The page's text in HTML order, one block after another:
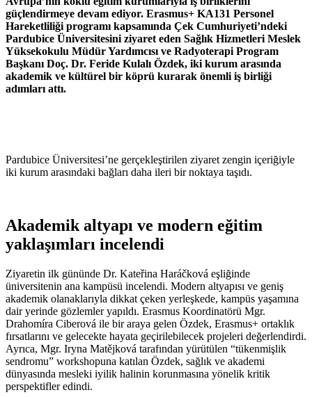
güçlendirmeye devam ediyor. Erasmus+ KA131 Personel
Hareketliliği programı kapsamında Çek Cumhuriyeti’ndeki
Pardubice Üniversitesini ziyaret eden Sağlık Hizmetleri Meslek
Yüksekokulu Müdür Yardımcısı ve Radyoterapi Program
Başkanı Doç. Dr. Feride Kulalı Özdek, iki kurum arasında
akademik ve kültürel bir köprü kurarak önemli iş birliği
adımları attı.
Pardubice Üniversitesi’ne gerçekleştirilen ziyaret zengin içeriğiyle
iki kurum arasındaki bağları daha ileri bir noktaya taşıdı.
Akademik altyapı ve modern eğitim
yaklaşımları incelendi
Ziyaretin ilk gününde Dr. Kateřina Haráčková eşliğinde
üniversitenin ana kampüsü incelendi. Modern altyapısı ve geniş
akademik olanaklarıyla dikkat çeken yerleşkede, kampüs yaşamına
dair yerinde gözlemler yapıldı. Erasmus Koordinatörü Mgr.
Drahomíra Ciberová ile bir araya gelen Özdek, Erasmus+ ortaklık
fırsatlarını ve gelecekte hayata geçirilebilecek projeleri değerlendirdi.
Ayrıca, Mgr. Iryna Matějková tarafından yürütülen “tükenmişlik
sendromu” workshopuna katılan Özdek, sağlık ve akademi
dünyasında mesleki iyilik halinin korunmasına yönelik kritik
perspektifler edindi.